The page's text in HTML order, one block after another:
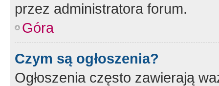
przez administratora forum.
Góra
Czym są ogłoszenia?
Ogłoszenia często zawierają